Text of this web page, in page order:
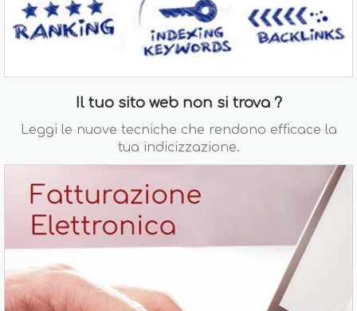
Il tuo sito web non si trova ?
Leggi le nuove tecniche che rendono efficace la
tua indicizzazione.